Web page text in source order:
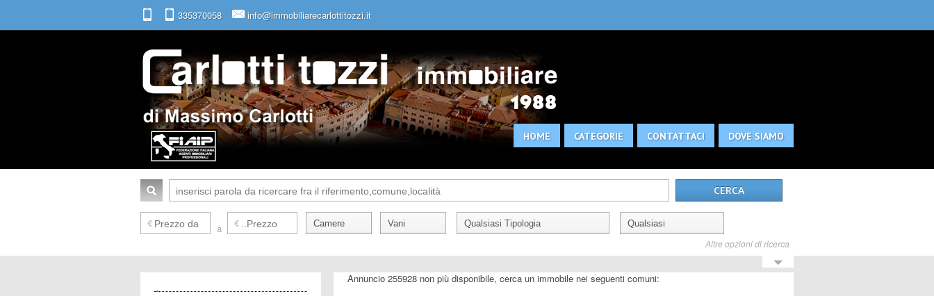
335370058 info@immobiliarecarlottitozzi.it
HOME CATEGORIE CONTATTACI DOVE SIAMO
a
Altre opzioni di ricerca
Annuncio 255928 non più disponibile, cerca un immobile nei seguenti comuni: